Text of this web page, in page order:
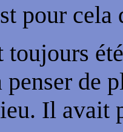
pour
de
Il avait